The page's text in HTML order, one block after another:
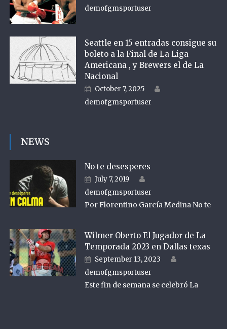
demofgmsportuser
Seattle en 15 entradas consigue su
boleto a la Final de La Liga
Americana , y Brewers el de La
Nacional
Posted on
October 7, 2025
demofgmsportuser
NEWS
No te desesperes
Posted on
July 7, 2019
demofgmsportuser
Por Florentino García Medina No te
Wilmer Oberto El Jugador de La
Temporada 2023 en Dallas texas
Posted on
September 13, 2023
demofgmsportuser
Este fin de semana se celebró La